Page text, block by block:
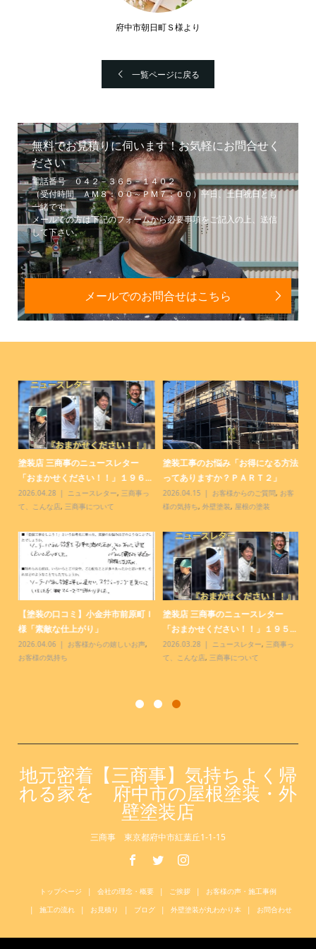
府中市朝日町Ｓ様より
一覧ページに戻る
無料でお見積りに伺います！お気軽にお問合せく
ださい
電話番号 ０４２－３６５－１４０２
（受付時間 ＡＭ８：００～ＰＭ７：００）平日、土日祝日とも
一緒です。
メールでの方は下記のフォームから必要事項をご記入の上、送信
して下さい。
メールでのお問合せはこちら
塗装店 三商事のニュースレター
「おまかせください！！」１９６...
2026.04.28 ニュースレター, 三商事っ
て、こんな店, 三商事について
塗装工事のお悩み「お得になる方法
ってありますか？ＰＡＲＴ２」
2026.04.15 お客様からのご質問, お客
様の気持ち, 外壁塗装, 屋根の塗装
【塗装の口コミ】小金井市前原町Ｉ
様「素敵な仕上がり」
2026.04.06 お客様からの嬉しいお声,
お客様の気持ち
塗装店 三商事のニュースレター
「おまかせください！！」１９５...
2026.03.28 ニュースレター, 三商事っ
て、こんな店, 三商事について
地元密着【三商事】気持ちよく帰
れる家を 府中市の屋根塗装・外
壁塗装店
三商事 東京都府中市紅葉丘1-1-15
トップページ 会社の理念・概要 ご挨拶
お客様の声・施工事例
施工の流れ
お見積り ブログ 外壁塗装が丸わかり本 お問合わせ